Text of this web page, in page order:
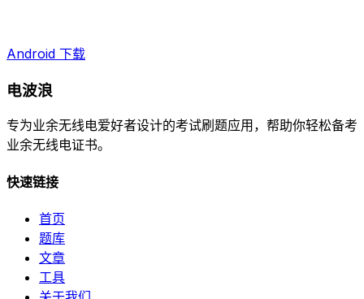
Android 下载
电波浪
专为业余无线电爱好者设计的考试刷题应用，帮助你轻松备考
业余无线电证书。
快速链接
首页
题库
文章
工具